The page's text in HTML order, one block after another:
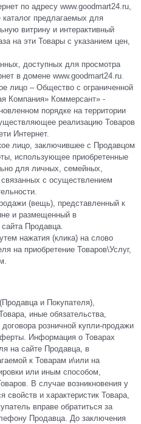
по адресу www.goodmart24.ru,
предлагаемых для
витрину и интерактивный
на эти Товары с указанием цен,
доступных для просмотра
в домене www.goodmart24.ru
лицо – Общество с ограниченной
Компания» Коммерсант» -
порядке на территории
реализацию Товаров
Интернет.
лицо, заключившее с Продавцом
использующее приобретенные
для личных, семейных,
с осуществлением
(вещь), представленный к
и размещенный в
Продавца.
нажатия (клика) на слово
на приобретение Товаров\Услуг,
и Покупателя),
иные обязательства,
розничной купли-продажи
Информация о Товарах
на сайте Продавца, в
к Товарам и\или на
или иным способом,
В случае возникновения у
и характеристик Товара,
вправе обратиться за
Продавца. До заключения